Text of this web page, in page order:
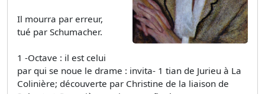
Il mourra par erreur,
tué par Schumacher.
1 -Octave : il est celui
par qui se noue le drame : invita- 1 tian de Jurieu à La
Colinière; découverte par Christine de la liaison de